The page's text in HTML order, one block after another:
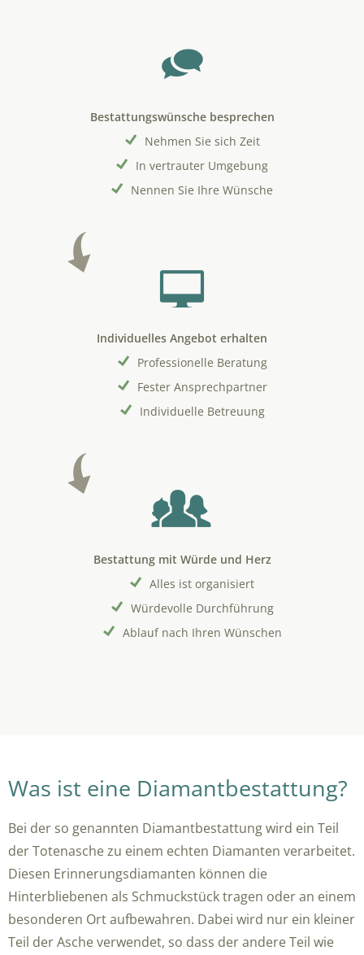
Bestattungswünsche besprechen
Nehmen Sie sich Zeit
In vertrauter Umgebung
Nennen Sie Ihre Wünsche
Individuelles Angebot erhalten
Professionelle Beratung
Fester Ansprechpartner
Individuelle Betreuung
Bestattung mit Würde und Herz
Alles ist organisiert
Würdevolle Durchführung
Ablauf nach Ihren Wünschen
Was ist eine Diamantbestattung?
Bei der so genannten Diamantbestattung wird ein Teil
der Totenasche zu einem echten Diamanten verarbeitet.
Diesen Erinnerungsdiamanten können die
Hinterbliebenen als Schmuckstück tragen oder an einem
besonderen Ort aufbewahren. Dabei wird nur ein kleiner
Teil der Asche verwendet, so dass der andere Teil wie